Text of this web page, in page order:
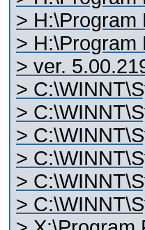
> H:\Program
> H:\Program
> ver.
>
>
>
>
>
>